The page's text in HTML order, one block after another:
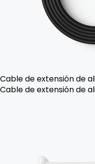
Cable de extensión de
Cable de extensión de